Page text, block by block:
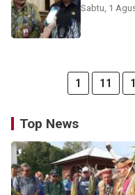
Sabtu, 1
1 11
Top News